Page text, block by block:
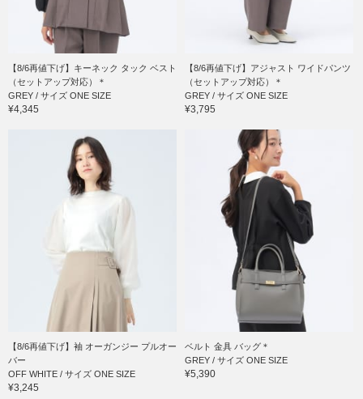
【8/6再値下げ】キーネック タック ベスト
（セットアップ対応）＊
GREY / サイズ ONE SIZE
¥4,345
【8/6再値下げ】アジャスト ワイドパンツ
（セットアップ対応）＊
GREY / サイズ ONE SIZE
¥3,795
【8/6再値下げ】袖 オーガンジー プルオー
バー
OFF WHITE / サイズ ONE SIZE
¥3,245
ベルト 金具 バッグ＊
GREY / サイズ ONE SIZE
¥5,390